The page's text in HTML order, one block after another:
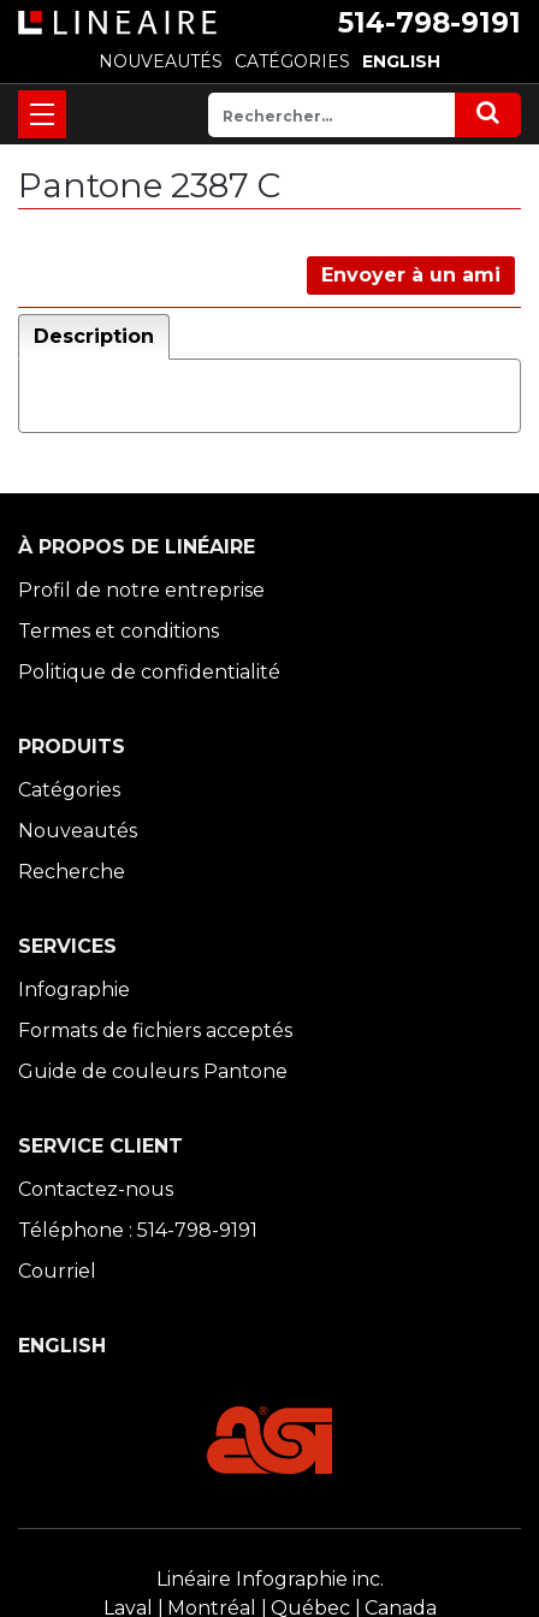
514-798-9191
NOUVEAUTÉS CATÉGORIES ENGLISH
Pantone 2387 C
Envoyer à un ami
Description
À PROPOS DE LINÉAIRE
Profil de notre entreprise
Termes et conditions
Politique de confidentialité
PRODUITS
Catégories
Nouveautés
Recherche
SERVICES
Infographie
Formats de fichiers acceptés
Guide de couleurs Pantone
SERVICE CLIENT
Contactez-nous
Téléphone : 514-798-9191
Courriel
ENGLISH
Linéaire Infographie inc.
Laval
Montréal Québec Canada